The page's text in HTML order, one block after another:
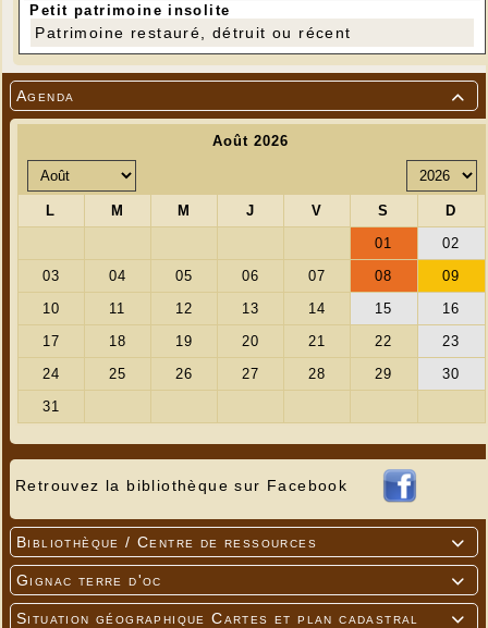

Agenda
Retrouvez la bibliothèque sur Facebook

Bibliothèque / Centre de ressources

Gignac terre d'oc

Situation géographique Cartes et plan cadastral
L'îlot du Planier, situé à 15 km de la côte, est
occupé par un phare depuis le Moyen-Age. Le
premier phare a été édifié en 1320, le second en
1774, le troisième en 1829 ; le quatrième, datant de
1881, est détruit par les Allemands en août 1944.
Pour ce cinquième phare, le cabinet Arbus et Crillon
engage à partir de 1947 une reconstruction en
béton, avec habillage en pierre de taille du phare et
de ses annexes. Allumé le 25 août 1959, le phare de
Planier a été financé sur les crédits du plan
Marshall ; mais le chantier, jugé trop coûteux, est
resté inachevé. Aujourd’hui le phare est à
Petit patrimoine insolite
Patrimoine restauré, détruit ou récent